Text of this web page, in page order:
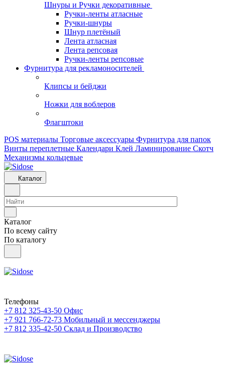
Шнуры и Ручки декоративные
Ручки-ленты атласные
Ручки-шнуры
Шнур плетёный
Лента атласная
Лента репсовая
Ручки-ленты репсовые
Фурнитура для рекламоносителей
Клипсы и бeйджи
Ножки для воблеров
Флагштоки
POS материалы Торговые аксессуары Фурнитура для папок
Винты переплетные Календари Клей Ламинирование Скотч
Механизмы кольцевые
Каталог
Каталог
По всему сайту
По каталогу
Телефоны
+7 812 325-43-50 Офис
+7 921 766-72-73 Мобильный и мессенджеры
+7 812 335-42-50 Склад и Производство